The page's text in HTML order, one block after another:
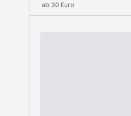
ab 30 Euro